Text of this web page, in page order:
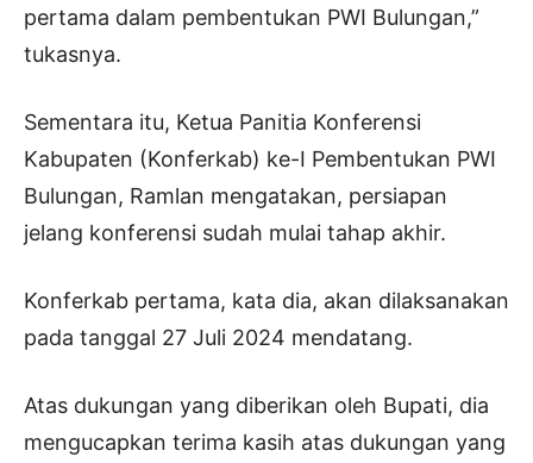
pertama dalam pembentukan PWI Bulungan,”
tukasnya.
Sementara itu, Ketua Panitia Konferensi
Kabupaten (Konferkab) ke-I Pembentukan PWI
Bulungan, Ramlan mengatakan, persiapan
jelang konferensi sudah mulai tahap akhir.
Konferkab pertama, kata dia, akan dilaksanakan
pada tanggal 27 Juli 2024 mendatang.
Atas dukungan yang diberikan oleh Bupati, dia
mengucapkan terima kasih atas dukungan yang